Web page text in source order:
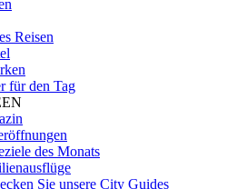
Reisen
für den Tag
des Monats
Sie unsere City Guides